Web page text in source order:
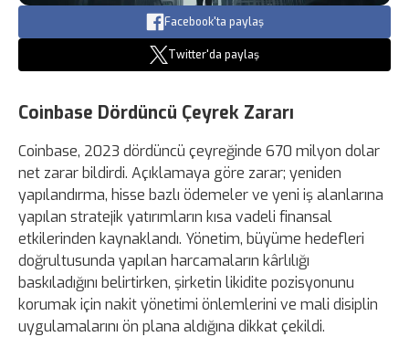
Facebook'ta paylaş
Twitter'da paylaş
Coinbase Dördüncü Çeyrek Zararı
Coinbase, 2023 dördüncü çeyreğinde 670 milyon dolar
net zarar bildirdi. Açıklamaya göre zarar; yeniden
yapılandırma, hisse bazlı ödemeler ve yeni iş alanlarına
yapılan stratejik yatırımların kısa vadeli finansal
etkilerinden kaynaklandı. Yönetim, büyüme hedefleri
doğrultusunda yapılan harcamaların kârlılığı
baskıladığını belirtirken, şirketin likidite pozisyonunu
korumak için nakit yönetimi önlemlerini ve mali disiplin
uygulamalarını ön plana aldığına dikkat çekildi.